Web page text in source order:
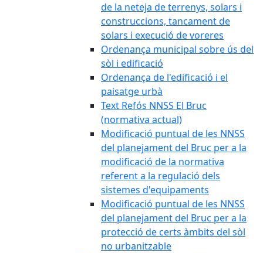
de la neteja de terrenys, solars i
construccions, tancament de
solars i execució de voreres
Ordenança municipal sobre ús del
sòl i edificació
Ordenança de l'edificació i el
paisatge urbà
Text Refós NNSS El Bruc
(normativa actual)
Modificació puntual de les NNSS
del planejament del Bruc per a la
modificació de la normativa
referent a la regulació dels
sistemes d'equipaments
Modificació puntual de les NNSS
del planejament del Bruc per a la
protecció de certs àmbits del sòl
no urbanitzable